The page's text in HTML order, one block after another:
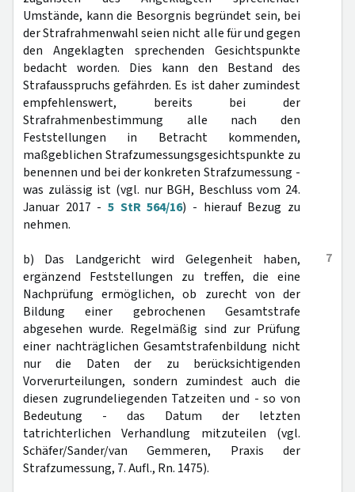
Umstände, kann die Besorgnis begründet sein, bei
der Strafrahmenwahl seien nicht alle für und gegen
den Angeklagten sprechenden Gesichtspunkte
bedacht worden. Dies kann den Bestand des
Strafausspruchs gefährden. Es ist daher zumindest
empfehlenswert, bereits bei der
Strafrahmenbestimmung alle nach den
Feststellungen in Betracht kommenden,
maßgeblichen Strafzumessungsgesichtspunkte zu
benennen und bei der konkreten Strafzumessung -
was zulässig ist (vgl. nur BGH, Beschluss vom 24.
Januar 2017 - 5 StR 564/16) - hierauf Bezug zu
nehmen.
7
b) Das Landgericht wird Gelegenheit haben,
ergänzend Feststellungen zu treffen, die eine
Nachprüfung ermöglichen, ob zurecht von der
Bildung einer gebrochenen Gesamtstrafe
abgesehen wurde. Regelmäßig sind zur Prüfung
einer nachträglichen Gesamtstrafenbildung nicht
nur die Daten der zu berücksichtigenden
Vorverurteilungen, sondern zumindest auch die
diesen zugrundeliegenden Tatzeiten und - so von
Bedeutung - das Datum der letzten
tatrichterlichen Verhandlung mitzuteilen (vgl.
Schäfer/Sander/van Gemmeren, Praxis der
Strafzumessung, 7. Aufl., Rn. 1475).